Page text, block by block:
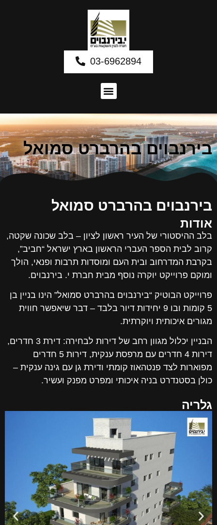
03-6962894
בירנבוים בהרברט סמואל
בירנבוים בהרברט סמואל
אודות
בלב ההיסטורי של העיר ראשון לציון – בלב שכונה שקטה,
קרוב לבית הספר העברי הראשון בארץ ישראל “חביב”,
בקרבת המדרחוב ובית העם ומוסדות תרבות ופנאי, הולך
ומוקם פרוייקט יוקרה נוסף מבית חברת י. בירנבוים.
פרוייקט הבוטיק “בירנבוים בהרברט סמואל” הינו בניין בן
5 קומות ובו 9 יחידות דיור בלבד – דבר שיאפשר חווית
מגורים איכותית ויוקרתית.
הבניין יכלול מגוון רחב של דירות לבחירה: דירת 3 חדרים,
דירות 4 חדרים עם מרפסת ענקית, דירות 5 חדרים
מפוארות לצד פנטהאוז קומתי ודירת גן עם גינה ענקית –
כולן בסטנדרט בניה איכותי ומפרט מפנק ועשיר.
גלריה